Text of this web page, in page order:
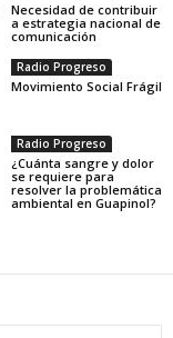
Necesidad de contribuir
a estrategia nacional de
comunicación
Radio Progreso
Movimiento Social Frágil
Radio Progreso
¿Cuánta sangre y dolor
se requiere para
resolver la problemática
ambiental en Guapinol?